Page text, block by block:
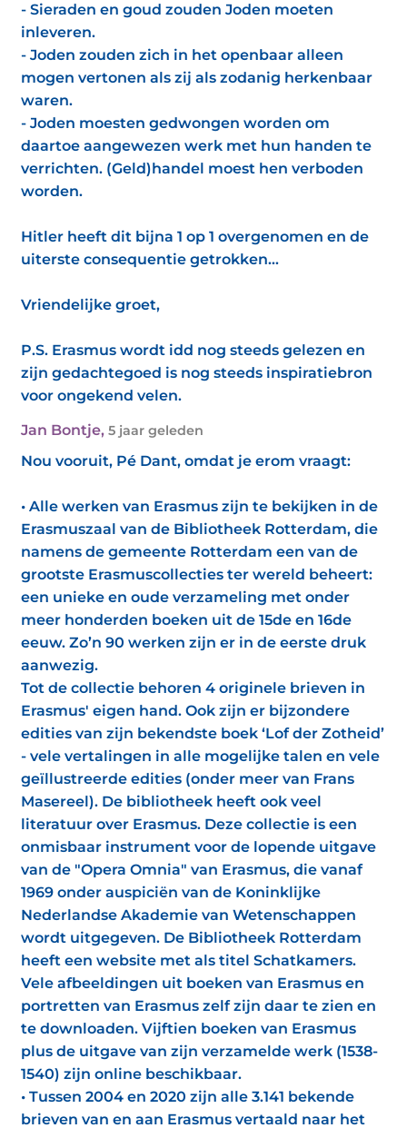
- Sieraden en goud zouden Joden moeten
inleveren.
- Joden zouden zich in het openbaar alleen
mogen vertonen als zij als zodanig herkenbaar
waren.
- Joden moesten gedwongen worden om
daartoe aangewezen werk met hun handen te
verrichten. (Geld)handel moest hen verboden
worden.
Hitler heeft dit bijna 1 op 1 overgenomen en de
uiterste consequentie getrokken...
Vriendelijke groet,
P.S. Erasmus wordt idd nog steeds gelezen en
zijn gedachtegoed is nog steeds inspiratiebron
voor ongekend velen.
Jan Bontje, 5 jaar geleden
Nou vooruit, Pé Dant, omdat je erom vraagt:
• Alle werken van Erasmus zijn te bekijken in de
Erasmuszaal van de Bibliotheek Rotterdam, die
namens de gemeente Rotterdam een van de
grootste Erasmuscollecties ter wereld beheert:
een unieke en oude verzameling met onder
meer honderden boeken uit de 15de en 16de
eeuw. Zo’n 90 werken zijn er in de eerste druk
aanwezig.
Tot de collectie behoren 4 originele brieven in
Erasmus' eigen hand. Ook zijn er bijzondere
edities van zijn bekendste boek ‘Lof der Zotheid’
- vele vertalingen in alle mogelijke talen en vele
geïllustreerde edities (onder meer van Frans
Masereel). De bibliotheek heeft ook veel
literatuur over Erasmus. Deze collectie is een
onmisbaar instrument voor de lopende uitgave
van de "Opera Omnia" van Erasmus, die vanaf
1969 onder auspiciën van de Koninklijke
Nederlandse Akademie van Wetenschappen
wordt uitgegeven. De Bibliotheek Rotterdam
heeft een website met als titel Schatkamers.
Vele afbeeldingen uit boeken van Erasmus en
portretten van Erasmus zelf zijn daar te zien en
te downloaden. Vijftien boeken van Erasmus
plus de uitgave van zijn verzamelde werk (1538-
1540) zijn online beschikbaar.
• Tussen 2004 en 2020 zijn alle 3.141 bekende
brieven van en aan Erasmus vertaald naar het